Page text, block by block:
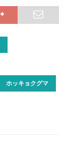
ホッキョクグマ